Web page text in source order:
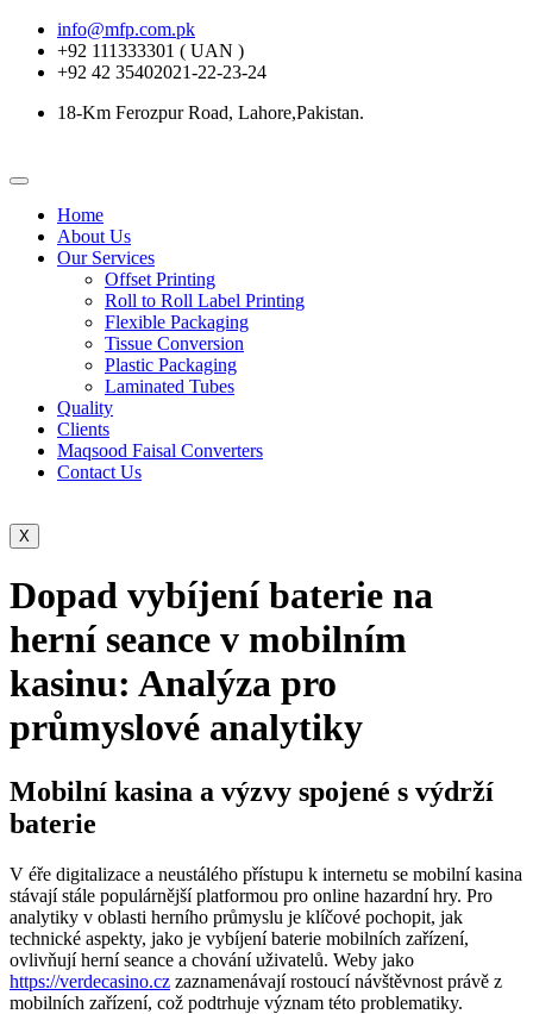
info@mfp.com.pk
+92 111333301 ( UAN )
+92 42 35402021-22-23-24
18-Km Ferozpur Road, Lahore,Pakistan.
Home
About Us
Our Services
Offset Printing
Roll to Roll Label Printing
Flexible Packaging
Tissue Conversion
Plastic Packaging
Laminated Tubes
Quality
Clients
Maqsood Faisal Converters
Contact Us
X
Dopad vybíjení baterie na
herní seance v mobilním
kasinu: Analýza pro
průmyslové analytiky
Mobilní kasina a výzvy spojené s výdrží
baterie
V éře digitalizace a neustálého přístupu k internetu se mobilní kasina
stávají stále populárnější platformou pro online hazardní hry. Pro
analytiky v oblasti herního průmyslu je klíčové pochopit, jak
technické aspekty, jako je vybíjení baterie mobilních zařízení,
ovlivňují herní seance a chování uživatelů. Weby jako
https://verdecasino.cz zaznamenávají rostoucí návštěvnost právě z
mobilních zařízení, což podtrhuje význam této problematiky.